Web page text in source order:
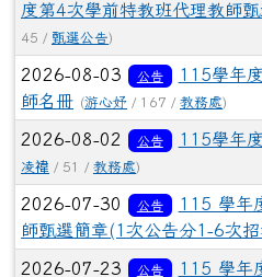
度第4次學前特教班代理教師
45 / 甄選公告)
2026-08-03 公告
115學年
師名冊 (游心妤 / 167 / 教務處)
2026-08-02 公告 115學年
凌禕 / 51 / 教務處)
2026-07-30 公告
115 學年
師甄選簡章(1次公告分1-6次招
2026-07-23 公告
115 學年